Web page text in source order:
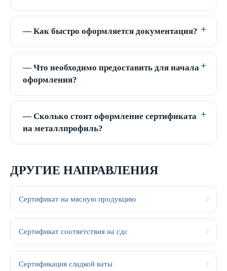
— Как быстро оформляется документация?
— Что необходимо предоставить для начала
оформления?
— Сколько стоит оформление сертификата
на металлпрофиль?
ДРУГИЕ НАПРАВЛЕНИЯ
Сертификат на мясную продукцию
Сертификат соответствия на сдс
Сертификация сладкой ваты